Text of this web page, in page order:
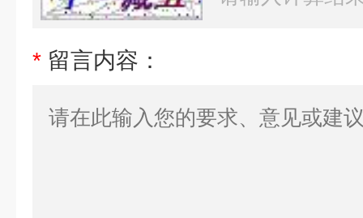
* 留言内容：